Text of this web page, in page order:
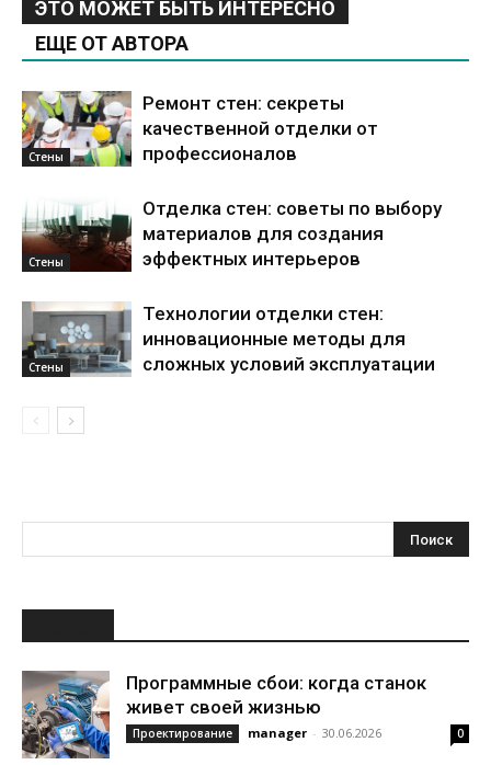
ЭТО МОЖЕТ БЫТЬ ИНТЕРЕСНО
ЕЩЕ ОТ АВТОРА
Стены
Ремонт стен: секреты
качественной отделки от
профессионалов
Стены
Отделка стен: советы по выбору
материалов для создания
эффектных интерьеров
Стены
Технологии отделки стен:
инновационные методы для
сложных условий эксплуатации
Программные сбои: когда станок
живет своей жизнью
Проектирование manager - 30.06.2026 0